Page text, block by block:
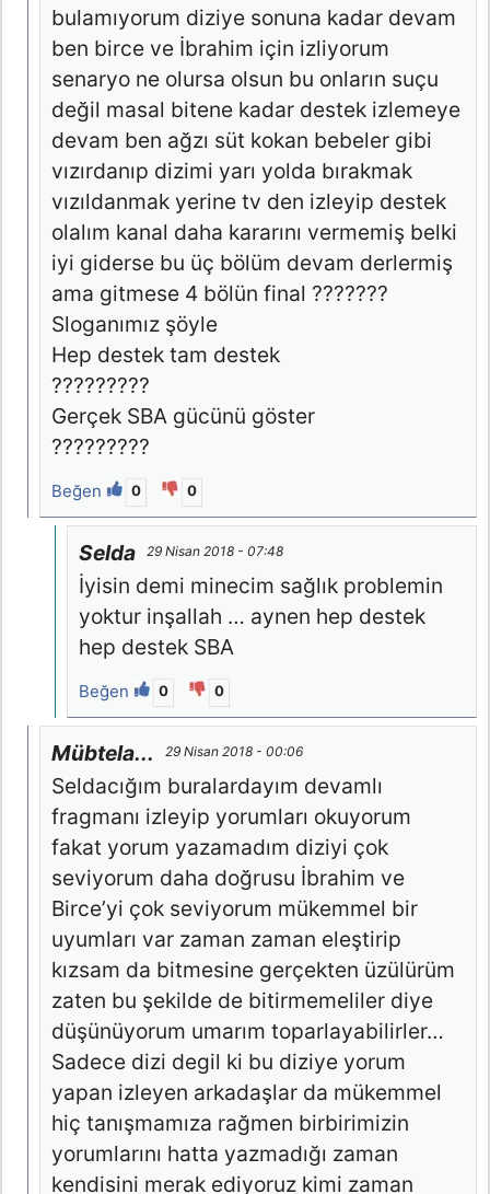
bulamıyorum diziye sonuna kadar devam
ben birce ve İbrahim için izliyorum
senaryo ne olursa olsun bu onların suçu
değil masal bitene kadar destek izlemeye
devam ben ağzı süt kokan bebeler gibi
vızırdanıp dizimi yarı yolda bırakmak
vızıldanmak yerine tv den izleyip destek
olalım kanal daha kararını vermemiş belki
iyi giderse bu üç bölüm devam derlermiş
ama gitmese 4 bölün final ???????
Sloganımız şöyle
Hep destek tam destek
?????????
Gerçek SBA gücünü göster
?????????
Beğen 0 0
Selda 29 Nisan 2018 - 07:48
İyisin demi minecim sağlık problemin
yoktur inşallah … aynen hep destek
hep destek SBA
Beğen 0 0
Mübtela... 29 Nisan 2018 - 00:06
Seldacığım buralardayım devamlı
fragmanı izleyip yorumları okuyorum
fakat yorum yazamadım diziyi çok
seviyorum daha doğrusu İbrahim ve
Birce’yi çok seviyorum mükemmel bir
uyumları var zaman zaman eleştirip
kızsam da bitmesine gerçekten üzülürüm
zaten bu şekilde de bitirmemeliler diye
düşünüyorum umarım toparlayabilirler…
Sadece dizi degil ki bu diziye yorum
yapan izleyen arkadaşlar da mükemmel
hiç tanışmamıza rağmen birbirimizin
yorumlarını hatta yazmadığı zaman
kendisini merak ediyoruz kimi zaman